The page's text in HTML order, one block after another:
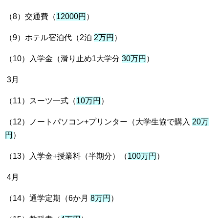
（8）交通費（12000円 ）
（9）ホテル宿泊代（2泊 2万円 ）
（10）入学金（滑り止め1大学分 30万円 ）
3月
（11）スーツ一式（10万円 ）
（12）ノートパソコン+プリンター（大学生協で購入 20万
円 ）
（13）入学金+授業料（半期分）（100万円 ）
4月
（14）通学定期（6か月 8万円 ）